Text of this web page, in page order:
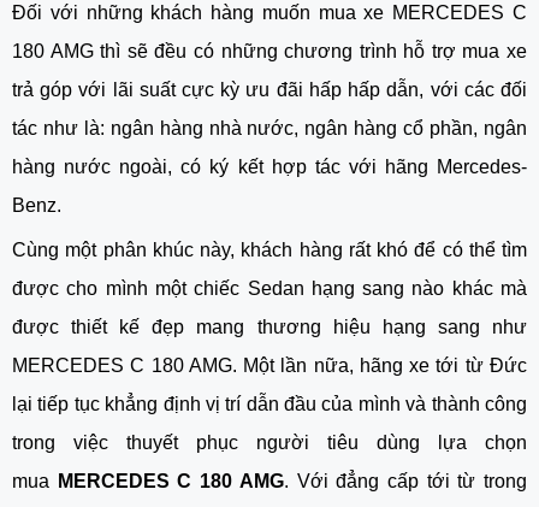
Đối với những khách hàng muốn mua xe MERCEDES C
180 AMG thì sẽ đều có những chương trình hỗ trợ mua xe
trả góp với lãi suất cực kỳ ưu đãi hấp hấp dẫn, với các đối
tác như là: ngân hàng nhà nước, ngân hàng cổ phần, ngân
hàng nước ngoài, có ký kết hợp tác với hãng Mercedes-
Benz.
Cùng một phân khúc này, khách hàng rất khó để có thể tìm
được cho mình một chiếc Sedan hạng sang nào khác mà
được thiết kế đẹp mang thương hiệu hạng sang như
MERCEDES C 180 AMG. Một lần nữa, hãng xe tới từ Đức
lại tiếp tục khẳng định vị trí dẫn đầu của mình và thành công
trong việc thuyết phục người tiêu dùng lựa chọn
mua
MERCEDES C 180 AMG. Với đẳng cấp tới từ trong